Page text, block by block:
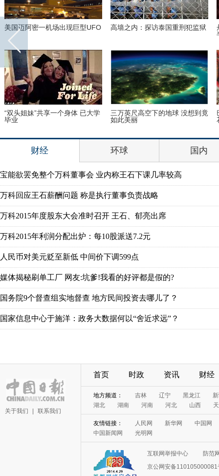
美国迈阿密一机场出现巨型UFO 高墙之内：探访泰国重刑犯监狱
“双头姐妹”共享一个身体 已大学
毕业
三万英尺高空下的地球 没想到竟
如此美丽
财经 环球 国内
宝能欲罢免整个万科董事会 业内称王石下课几率较高
万科回应王石薪酬问题 称是执行董事负责战略
万科2015年度股东大会准时召开 王石、郁亮出席
万科2015年利润分配出炉：每10股派送7.2元
人民币对美元贬至新低 中间价下调599点
媒体揭秘刷单工厂 网友:坑爹!我看的好评都是假的?
国务院9个督查组实地督查 地方民间投资去哪儿了？
国家信息中心于施洋：政务大数据何以“舍近求远”？
关于我们 联系我们
首页 时政 资讯 财经
地方频道： 吉林 辽宁 黑龙江
湖北
湖南 河南 河北 山西
友情链接： 人民网 新华网
中国网
中国新闻网
光明网
互联网举报中心
防范
京公网安备110105000081